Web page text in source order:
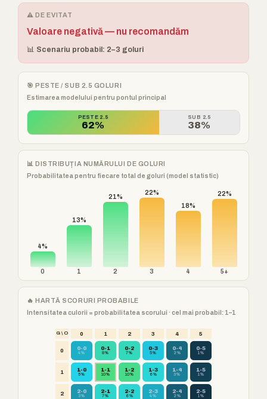
⚠️ DE EVITAT
Valoare negativă — nu recomandăm
📊 Scenariu probabil: 2–3 goluri
🎯 PESTE / SUB 2.5 GOLURI
Estimarea modelului pentru pontul principal
PESTE 2.5
62%
SUB 2.5
38%
📊 DISTRIBUȚIA NUMĂRULUI DE GOLURI
Probabilitatea pentru fiecare total de goluri (model statistic)
4%
0
13%
1
21%
2
22%
3
18%
4
22%
5+
🔥 HARTĂ SCORURI PROBABILE
Intensitatea culorii = probabilitatea scorului · cel mai probabil: 1–1
G \ O 0 1 2 3 4 5
0 0-0
4%
0-1
8%
0-2
7%
0-3
5%
0-4
2%
0-5
1%
1 1-0
5%
1-1
10%
1-2
10%
1-3
6%
1-4
3%
1-5
1%
2 2-0
3%
2-1
7%
2-2
6%
2-3
4%
2-4
2%
2-5
1%